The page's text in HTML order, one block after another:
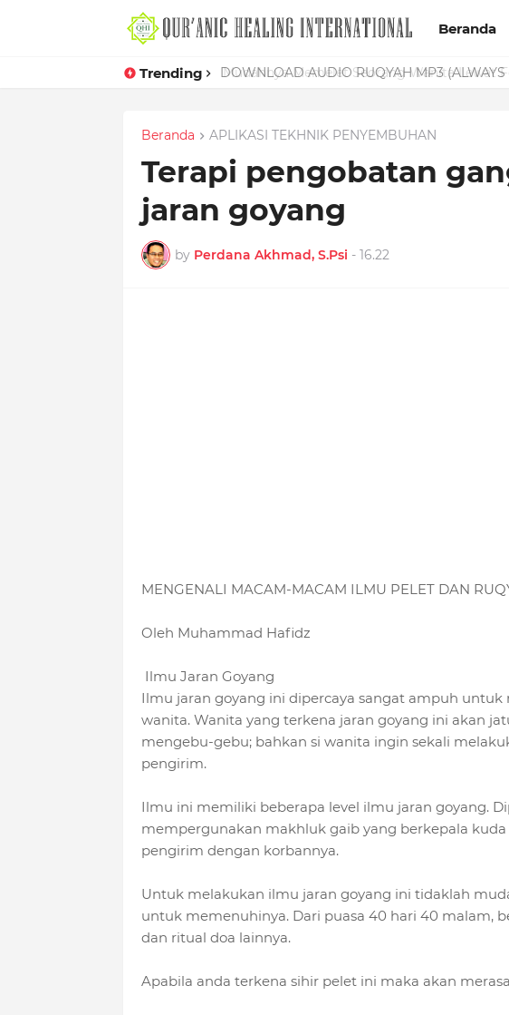
Beranda
Trending Mudahnya Memelet Seorang Wanita Lewat
Beranda APLIKASI TEKHNIK PENYEMBUHAN
Terapi pengobatan
jaran goyang
by Perdana Akhmad, S.Psi - 16.22
MENGENALI MACAM-MACAM ILMU PELET DAN
Oleh Muhammad Hafidz
Ilmu Jaran Goyang
Ilmu jaran goyang ini dipercaya sangat ampuh
wanita. Wanita yang terkena jaran goyang ini akan
mengebu-gebu; bahkan si wanita ingin sekali
pengirim.
Ilmu ini memiliki beberapa level ilmu jaran goyang.
mempergunakan makhluk gaib yang berkepala
pengirim dengan korbannya.
Untuk melakukan ilmu jaran goyang ini tidaklah
untuk memenuhinya. Dari puasa 40 hari 40 malam,
dan ritual doa lainnya.
Apabila anda terkena sihir pelet ini maka akan